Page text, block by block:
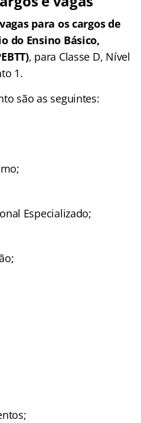
para os cargos de
do Ensino Básico,
, para Classe D, Nível
1.
são as seguintes:
Especializado;